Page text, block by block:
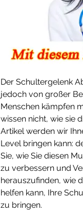
Der Schultergelenk
jedoch von großer
Menschen kämpfen
wissen nicht, wie sie
Artikel werden wir
Level bringen kann:
Sie, wie Sie diesen
zu verbessern und
herauszufinden, wie
helfen kann, Ihre
zu bringen.